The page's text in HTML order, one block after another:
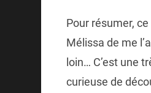
Pour résumer,
Mélissa de me
loin… C’est une
curieuse de